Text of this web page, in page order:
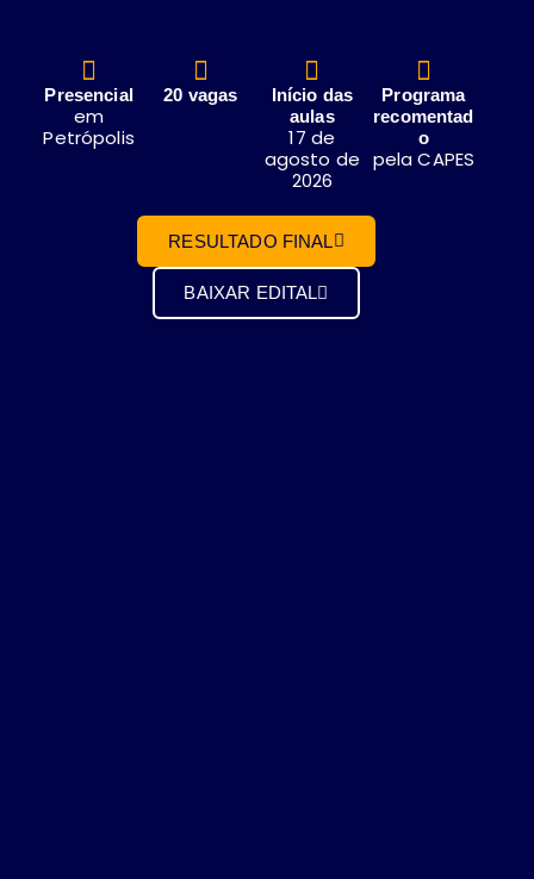
Presencial
em
Petrópolis
20 vagas
Início das
aulas
17 de
agosto de
2026
Programa
recomentad
o
pela CAPES
RESULTADO FINAL
BAIXAR EDITAL